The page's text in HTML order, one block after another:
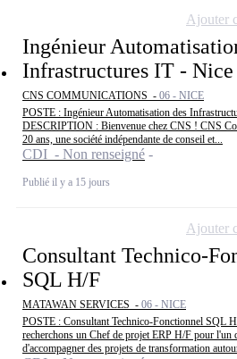
Ingénieur
Infrastructures IT -
CNS COMMUNICATIONS - 06 - NICE
POSTE : Ingénieur Automatisation des
DESCRIPTION : Bienvenue chez CNS ! CNS
20 ans, une société indépendante de conseil et...
CDI - Non renseigné
Publié il y a 15 jours
Ajouter
Consultant Technico-
SQL H/F
MATAWAN SERVICES - 06 - NICE
POSTE : Consultant Technico-Fonctionnel SQL
recherchons un Chef de projet ERP H/F pour l'un
d'accompagner des projets de transformation
Ajouter